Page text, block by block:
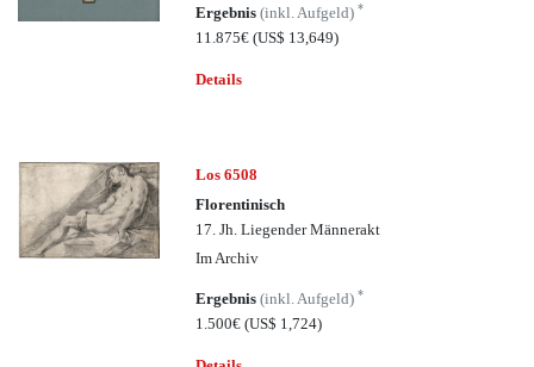
Ergebnis(inkl. Aufgeld)*
11.875€(US$ 13,649)
Details
Los 6508
Florentinisch
17. Jh. Liegender Männerakt
Im Archiv
Ergebnis(inkl. Aufgeld)*
1.500€(US$ 1,724)